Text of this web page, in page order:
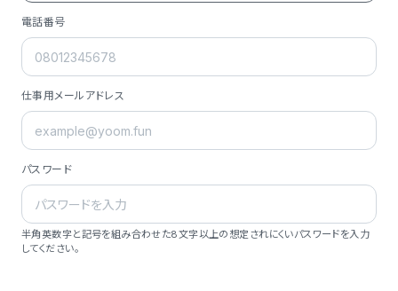
電話番号
仕事用メールアドレス
パスワード
半角英数字と記号を組み合わせた8文字以上の想定されにくいパスワードを入力
してください。